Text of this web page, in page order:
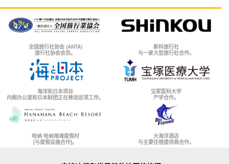
全国旅行社协会 (ANTA)
旅行社协会会员。
新科旅行社
与一家大型旅行社合作。
海洋和日本项目
内阁办公室和日本财团正在推动这项工作。
宝冢医科大学
产学合作。
哈纳 哈纳海滩度假村
[与度假设施合作]。
大海洋酒店
与主要住宿提供商合作。